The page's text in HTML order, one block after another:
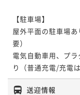
【駐車場】
屋外平面の駐車場
要）
電気自動車用、プ
送迎情報